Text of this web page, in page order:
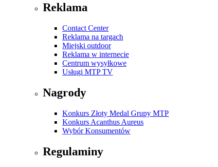
Reklama
Contact Center
Reklama na targach
Miejski outdoor
Reklama w internecie
Centrum wysyłkowe
Usługi MTP TV
Nagrody
Konkurs Złoty Medal Grupy MTP
Konkurs Acanthus Aureus
Wybór Konsumentów
Regulaminy